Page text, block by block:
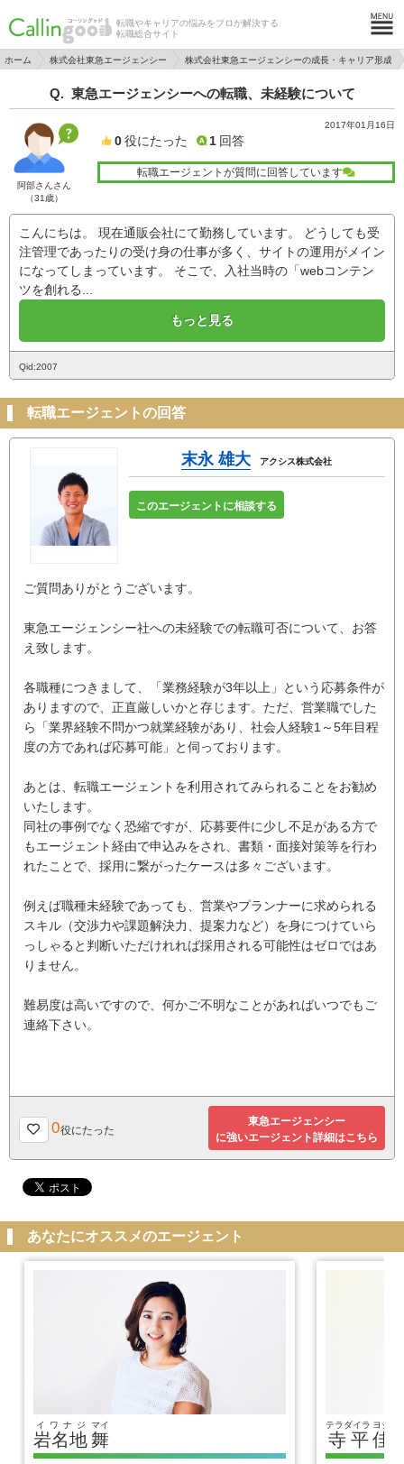
転職やキャリアの悩みをプロが解決する
転職総合サイト
ホーム 株式会社東急エージェンシー 株式会社東急エージェンシーの成長・キャリア形成
東急エージェンシーへの転職、未経験について
阿部さんさん
（31歳）
2017年01月16日
0 役にたった 1 回答
転職エージェントが質問に回答しています
こんにちは。 現在通販会社にて勤務しています。 どうしても受
注管理であったりの受け身の仕事が多く、サイトの運用がメイン
になってしまっています。 そこで、入社当時の「webコンテン
ツを創れる...
もっと見る
Qid:2007
転職エージェントの回答
末永 雄大 アクシス株式会社
このエージェントに相談する
ご質問ありがとうございます。
東急エージェンシー社への未経験での転職可否について、お答
え致します。
各職種につきまして、「業務経験が3年以上」という応募条件が
ありますので、正直厳しいかと存じます。ただ、営業職でした
ら「業界経験不問かつ就業経験があり、社会人経験1～5年目程
度の方であれば応募可能」と伺っております。
あとは、転職エージェントを利用されてみられることをお勧め
いたします。
同社の事例でなく恐縮ですが、応募要件に少し不足がある方で
もエージェント経由で申込みをされ、書類・面接対策等を行わ
れたことで、採用に繋がったケースは多々ございます。
例えば職種未経験であっても、営業やプランナーに求められる
スキル（交渉力や課題解決力、提案力など）を身につけていら
っしゃると判断いただけれれば採用される可能性はゼロではあ
りません。
難易度は高いですので、何かご不明なことがあればいつでもご
連絡下さい。
0役にたった
東急エージェンシー
に強いエージェント詳細はこちら
あなたにオススメのエージェント
岩名地
イワナジ
舞
マイ
寺平
テラダイラ
佳
ヨシヒ